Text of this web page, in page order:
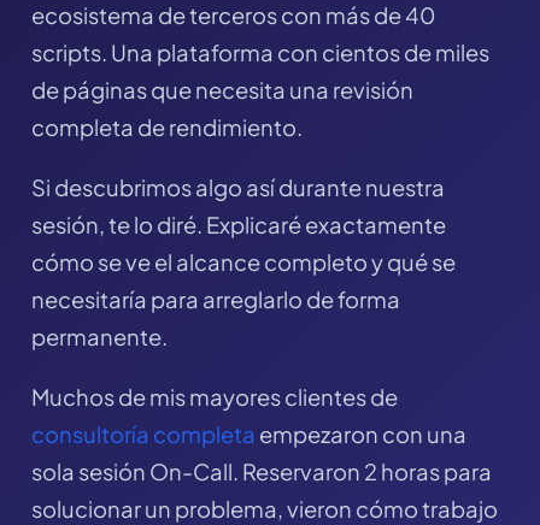
ecosistema de terceros con más de 40
scripts. Una plataforma con cientos de miles
de páginas que necesita una revisión
completa de rendimiento.
Si descubrimos algo así durante nuestra
sesión, te lo diré. Explicaré exactamente
cómo se ve el alcance completo y qué se
necesitaría para arreglarlo de forma
permanente.
Muchos de mis mayores clientes de
consultoría completa empezaron con una
sola sesión On-Call. Reservaron 2 horas para
solucionar un problema, vieron cómo trabajo